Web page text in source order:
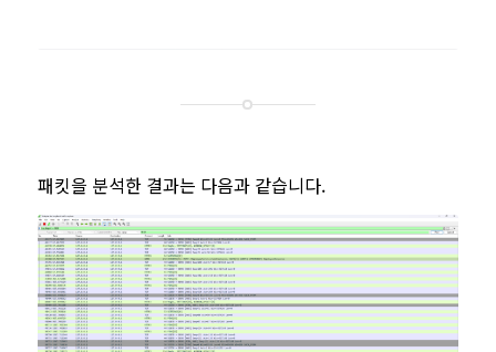
패킷을 분석한 결과는 다음과 같습니다.